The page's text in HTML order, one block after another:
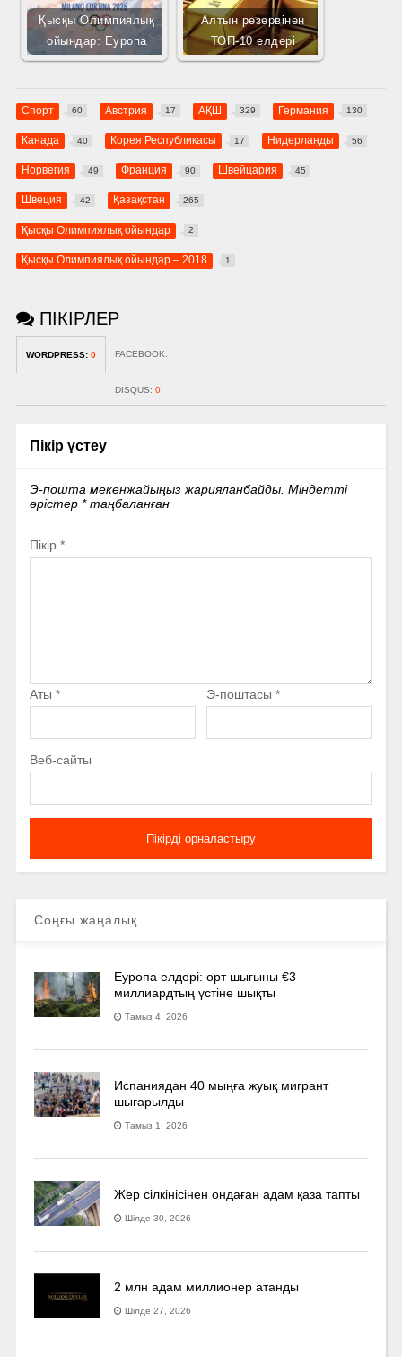
Қысқы Олимпиялық
ойындар: Еуропа
Алтын резервінен
ТОП-10 елдері
Спорт 60 Австрия 17 АҚШ 329 Германия 130
Канада 40 Корея Республикасы 17 Нидерланды 56
Норвегия 49 Франция 90 Швейцария 45
Швеция 42 Қазақстан 265
Қысқы Олимпиялық ойындар 2
Қысқы Олимпиялық ойындар – 2018 1
ПІКІРЛЕР
WORDPRESS: 0 FACEBOOK:
DISQUS: 0
Пікір үстеу
Э-пошта мекенжайыңыз жарияланбайды. Міндетті
өрістер *таңбаланған
Пікір *
Аты * Э-поштасы *
Веб-сайты
Соңғы жаңалық
Еуропа елдері: өрт шығыны €3
миллиардтың үстіне шықты
Тамыз 4, 2026
Испаниядан 40 мыңға жуық мигрант
шығарылды
Тамыз 1, 2026
Жер сілкінісінен ондаған адам қаза тапты
Шілде 30, 2026
2 млн адам миллионер атанды
Шілде 27, 2026